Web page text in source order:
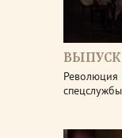
Революция